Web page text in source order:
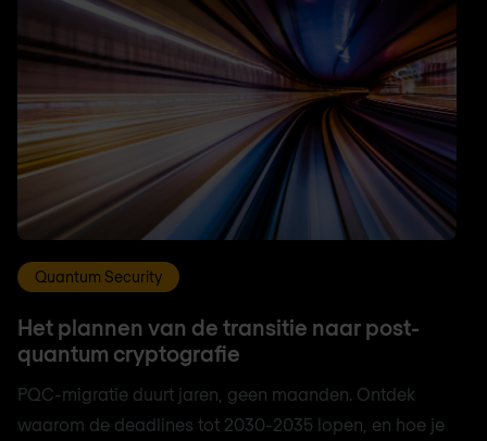
Quantum Security
Het plannen van de transitie naar post-
quantum cryptografie
PQC-migratie duurt jaren, geen maanden. Ontdek
waarom de deadlines tot 2030-2035 lopen, en hoe je